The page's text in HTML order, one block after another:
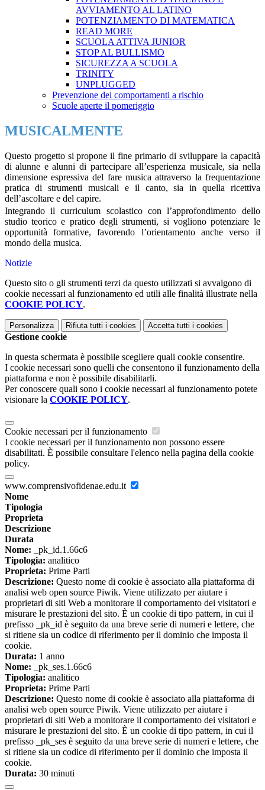
AVVIAMENTO AL LATINO
POTENZIAMENTO DI MATEMATICA
READ MORE
SCUOLA ATTIVA JUNIOR
STOP AL BULLISMO
SICUREZZA A SCUOLA
TRINITY
UNPLUGGED
Prevenzione dei comportamenti a rischio
Scuole aperte il pomeriggio
MUSICALMENTE
Questo progetto si propone il fine primario di sviluppare la capacità
di alunne e alunni di partecipare all’esperienza musicale, sia nella
dimensione espressiva del fare musica attraverso la frequentazione
pratica di strumenti musicali e il canto, sia in quella ricettiva
dell’ascoltare e del capire.
Integrando il curriculum scolastico con l’approfondimento dello
studio teorico e pratico degli strumenti, si vogliono potenziare le
opportunità formative, favorendo l’orientamento anche verso il
mondo della musica.
Notizie
Questo sito o gli strumenti terzi da questo utilizzati si avvalgono di
cookie necessari al funzionamento ed utili alle finalità illustrate nella
COOKIE POLICY.
Personalizza Rifiuta tutti i cookies Accetta tutti i cookies
Gestione cookie
In questa schermata è possibile scegliere quali cookie consentire.
I cookie necessari sono quelli che consentono il funzionamento della
piattaforma e non è possibile disabilitarli.
Per conoscere quali sono i cookie necessari al funzionamento potete
visionare la COOKIE POLICY.
Cookie necessari per il funzionamento
I cookie necessari per il funzionamento non possono essere
disabilitati. È possibile consultare l'elenco nella pagina della cookie
policy.
www.comprensivofidenae.edu.it
Nome
Tipologia
Proprieta
Descrizione
Durata
Nome: _pk_id.1.66c6
Tipologia: analitico
Proprieta: Prime Parti
Descrizione: Questo nome di cookie è associato alla piattaforma di
analisi web open source Piwik. Viene utilizzato per aiutare i
proprietari di siti Web a monitorare il comportamento dei visitatori e
misurare le prestazioni del sito. È un cookie di tipo pattern, in cui il
prefisso _pk_id è seguito da una breve serie di numeri e lettere, che
si ritiene sia un codice di riferimento per il dominio che imposta il
cookie.
Durata: 1 anno
Nome: _pk_ses.1.66c6
Tipologia: analitico
Proprieta: Prime Parti
Descrizione: Questo nome di cookie è associato alla piattaforma di
analisi web open source Piwik. Viene utilizzato per aiutare i
proprietari di siti Web a monitorare il comportamento dei visitatori e
misurare le prestazioni del sito. È un cookie di tipo pattern, in cui il
prefisso _pk_ses è seguito da una breve serie di numeri e lettere, che
si ritiene sia un codice di riferimento per il dominio che imposta il
cookie.
Durata: 30 minuti